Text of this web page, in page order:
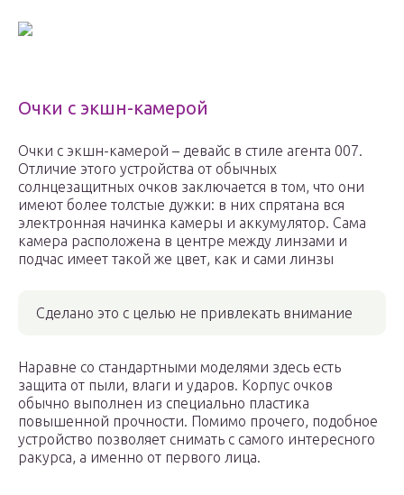
Очки с экшн-камерой
Очки с экшн-камерой – девайс в стиле агента 007.
Отличие этого устройства от обычных
солнцезащитных очков заключается в том, что они
имеют более толстые дужки: в них спрятана вся
электронная начинка камеры и аккумулятор. Сама
камера расположена в центре между линзами и
подчас имеет такой же цвет, как и сами линзы
Сделано это с целью не привлекать внимание
Наравне со стандартными моделями здесь есть
защита от пыли, влаги и ударов. Корпус очков
обычно выполнен из специально пластика
повышенной прочности. Помимо прочего, подобное
устройство позволяет снимать с самого интересного
ракурса, а именно от первого лица.